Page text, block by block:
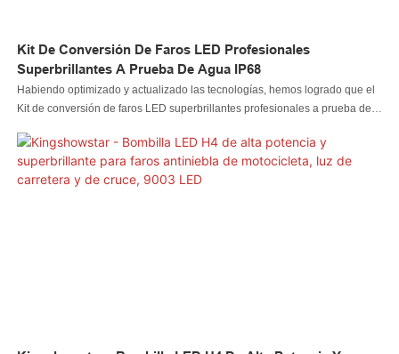
Kit De Conversión De Faros LED Profesionales
Superbrillantes A Prueba De Agua IP68
Habiendo optimizado y actualizado las tecnologías, hemos logrado que el
Kit de conversión de faros LED superbrillantes profesionales a prueba de
recibido grandes elogios de los clientes involucrados en el campo de los
sistemas de iluminación automotriz.